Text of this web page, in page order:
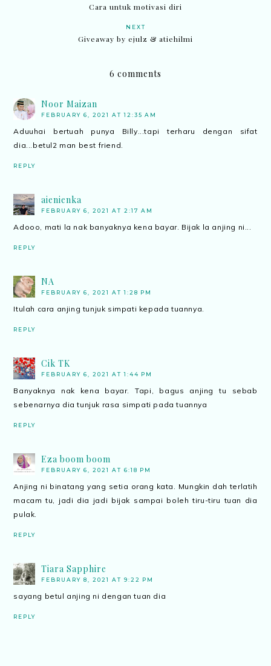
Cara untuk motivasi diri
NEXT
Giveaway by ejulz & atiehilmi
6 comments
Noor Maizan
FEBRUARY 6, 2021 AT 12:35 AM
Aduuhai bertuah punya Billy...tapi terharu dengan sifat
dia...betul2 man best friend.
REPLY
aienienka
FEBRUARY 6, 2021 AT 2:17 AM
Adooo, mati la nak banyaknya kena bayar. Bijak la anjing ni...
REPLY
NA
FEBRUARY 6, 2021 AT 1:28 PM
Itulah cara anjing tunjuk simpati kepada tuannya.
REPLY
Cik TK
FEBRUARY 6, 2021 AT 1:44 PM
Banyaknya nak kena bayar. Tapi, bagus anjing tu sebab
sebenarnya dia tunjuk rasa simpati pada tuannya
REPLY
Eza boom boom
FEBRUARY 6, 2021 AT 6:18 PM
Anjing ni binatang yang setia orang kata. Mungkin dah terlatih
macam tu, jadi dia jadi bijak sampai boleh tiru-tiru tuan dia
pulak.
REPLY
Tiara Sapphire
FEBRUARY 8, 2021 AT 9:22 PM
sayang betul anjing ni dengan tuan dia
REPLY